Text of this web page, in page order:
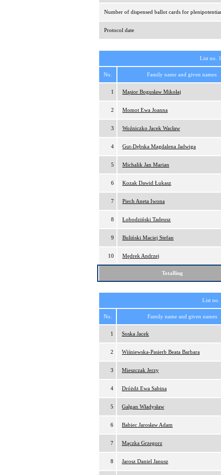
Number of dispensed ballot cards for
Protocol date
List no.
No. Family name and given names
1 Mąsior Bogusław Mikołaj
2 Momot Ewa Joanna
3 Woźniczko Jacek Wacław
4 Gut-Dębska Magdalena Jadwiga
5 Michalik Jan Marian
6 Kozak Dawid Łukasz
7 Piech Aneta Iwona
8 Łobodziński Tadeusz
9 Buliński Maciej Stefan
10 Mędrek Andrzej
Totalling
List
No. Family name and given names
1 Soska Jacek
2 Wiśniewska-Pasierb Beata Barbara
3 Mieszczak Jerzy
4 Dróżdż Ewa Sabina
5 Gałgan Władysław
6 Babiec Jarosław Adam
7 Mączka Grzegorz
8 Jarosz Daniel Janusz